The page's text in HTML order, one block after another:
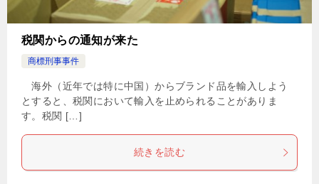
税関からの通知が来た
商標刑事事件
海外（近年では特に中国）からブランド品を輸入しよう
とすると、税関において輸入を止められることがありま
す。税関 […]
続きを読む